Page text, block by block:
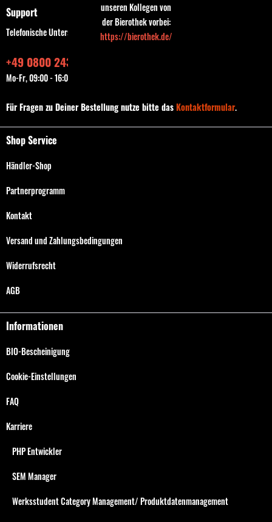
Support
Telefonische Unterstützung und Beratung unter:
+49 0800 243768435
Mo-Fr, 09:00 - 16:00 Uhr
Für Fragen zu Deiner Bestellung nutze bitte dasKontaktformular.
Shop Service
Händler-Shop
Partnerprogramm
Kontakt
Versand und Zahlungsbedingungen
Widerrufsrecht
AGB
Informationen
BIO-Bescheinigung
Cookie-Einstellungen
FAQ
Karriere
PHP Entwickler
SEM Manager
Werksstudent Category Management/ Produktdatenmanagement
unseren Kollegen von
der Bierothek vorbei:
https://bierothek.de/